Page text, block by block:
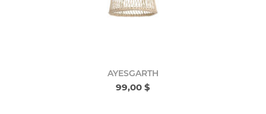
AYESGARTH
99,00 $